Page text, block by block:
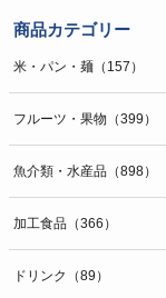
商品カテゴリー
米・パン・麺（157）
フルーツ・果物（399）
魚介類・水産品（898）
加工食品（366）
ドリンク（89）